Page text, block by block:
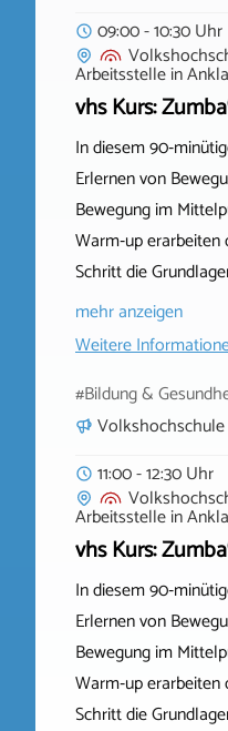
09:00 - 10:30 Uhr
Arbeitsstellein
vhs Kurs:
In diesem
Erlernen von
Bewegung im
Warm‑up
Schritt die
mehr anzeigen
Weitere
#Bildung &
11:00 - 12:30 Uhr
Arbeitsstellein
vhs Kurs:
In diesem
Erlernen von
Bewegung im
Warm‑up
Schritt die